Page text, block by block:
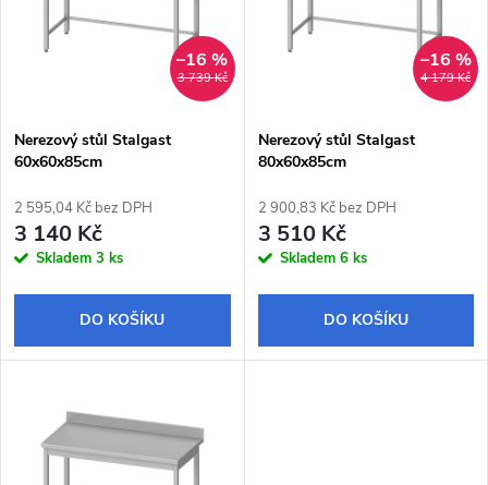
p
r
o
u
s
p
r
o
d
3 739 Kč
–16 %
Nerezový stůl Stalgast
60x60x85cm
2 595,04 Kč bez DPH
3 140 Kč
Skladem 3 ks
DO KOŠÍKU
4 179 Kč
–16 %
Nerezový stůl Stalgast
80x60x85cm
2 900,83 Kč bez DPH
3 510 Kč
Skladem 6 ks
DO KOŠÍKU